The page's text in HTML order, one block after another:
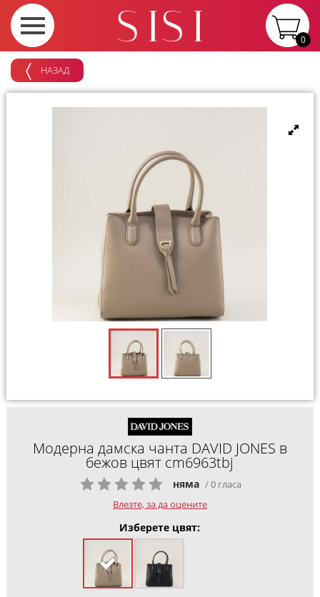
0
НАЗАД
Модерна дамска чанта DAVID JONES в
бежов цвят cm6963tbj
няма / 0 гласа
Влезте, за да оцените
Изберете цвят: